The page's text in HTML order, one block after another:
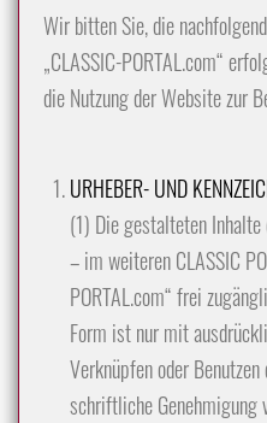
Wir bitten Sie, die
„CLASSIC-PORTAL.com“
die Nutzung der Website zur
URHEBER- UND
(1) Die gestalteten Inhalte
– im weiteren CLASSIC
PORTAL.com“ frei
Form ist nur mit
Verknüpfen oder
schriftliche Genehmigung